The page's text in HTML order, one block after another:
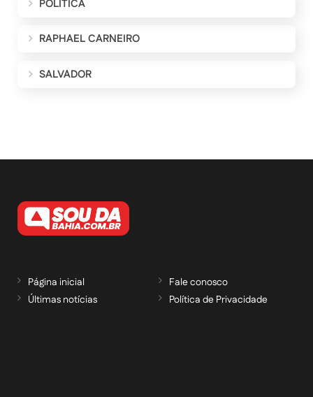
POLÍTICA
RAPHAEL CARNEIRO
SALVADOR
Página inicial
Últimas notícias
Fale conosco
Política de Privacidade